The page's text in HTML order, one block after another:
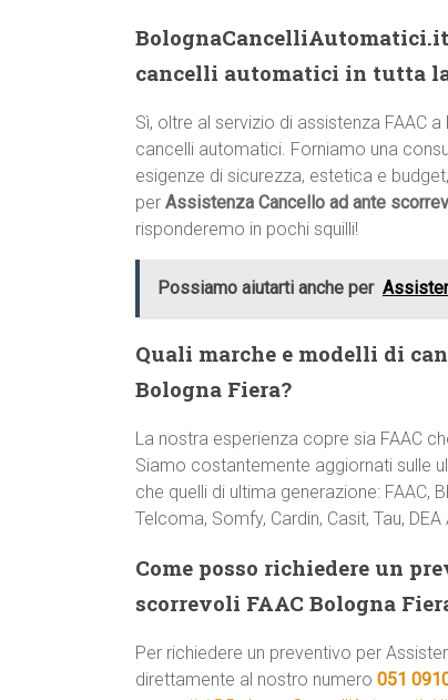
cancelli automatici in tutta
Sì, oltre al servizio di assistenza FAAC
cancelli automatici. Forniamo una
esigenze di sicurezza, estetica e
per Assistenza Cancello ad ante
risponderemo in pochi squilli!
Possiamo aiutarti anche per
Quali marche e modelli di
Bologna Fiera?
La nostra esperienza copre sia FAAC
Siamo costantemente aggiornati sulle
che quelli di ultima generazione: FAAC,
Telcoma, Somfy, Cardin, Casit, Tau,
Come posso richiedere un
scorrevoli FAAC Bologna
Per richiedere un preventivo per
direttamente al nostro numero 051